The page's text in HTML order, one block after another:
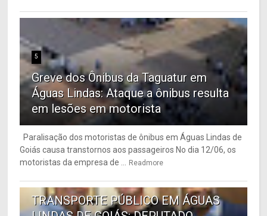
5
Greve dos Ônibus da Taguatur em
Águas Lindas: Ataque a ônibus resulta
em lesões em motorista
Paralisação dos motoristas de ônibus em Águas Lindas de
Goiás causa transtornos aos passageiros No dia 12/06, os
motoristas da empresa de ... Readmore
6
TRANSPORTE PÚBLICO EM ÁGUAS